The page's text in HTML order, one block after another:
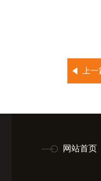
上
网站首页